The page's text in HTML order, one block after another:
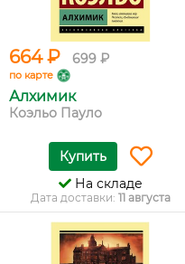
664 ₽ 699 ₽
по карте
Алхимик
Коэльо Пауло
Купить
На складе
Дата доставки: 11 августа